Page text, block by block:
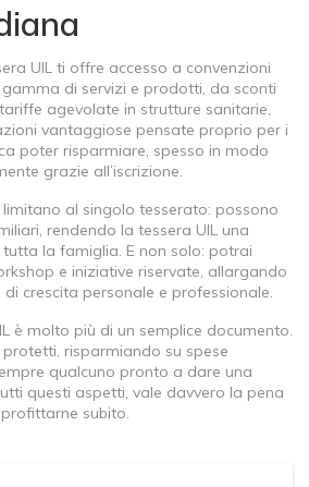
UIL ti offre accesso a convenzioni
di servizi e prodotti, da sconti
agevolate in strutture sanitarie,
vantaggiose pensate proprio per i
poter risparmiare, spesso in modo
grazie all’iscrizione.
al singolo tesserato: possono
rendendo la tessera UIL una
la famiglia. E non solo: potrai
e iniziative riservate, allargando
crescita personale e professionale.
è molto più di un semplice documento.
risparmiando su spese
qualcuno pronto a dare una
questi aspetti, vale davvero la pena
subito.